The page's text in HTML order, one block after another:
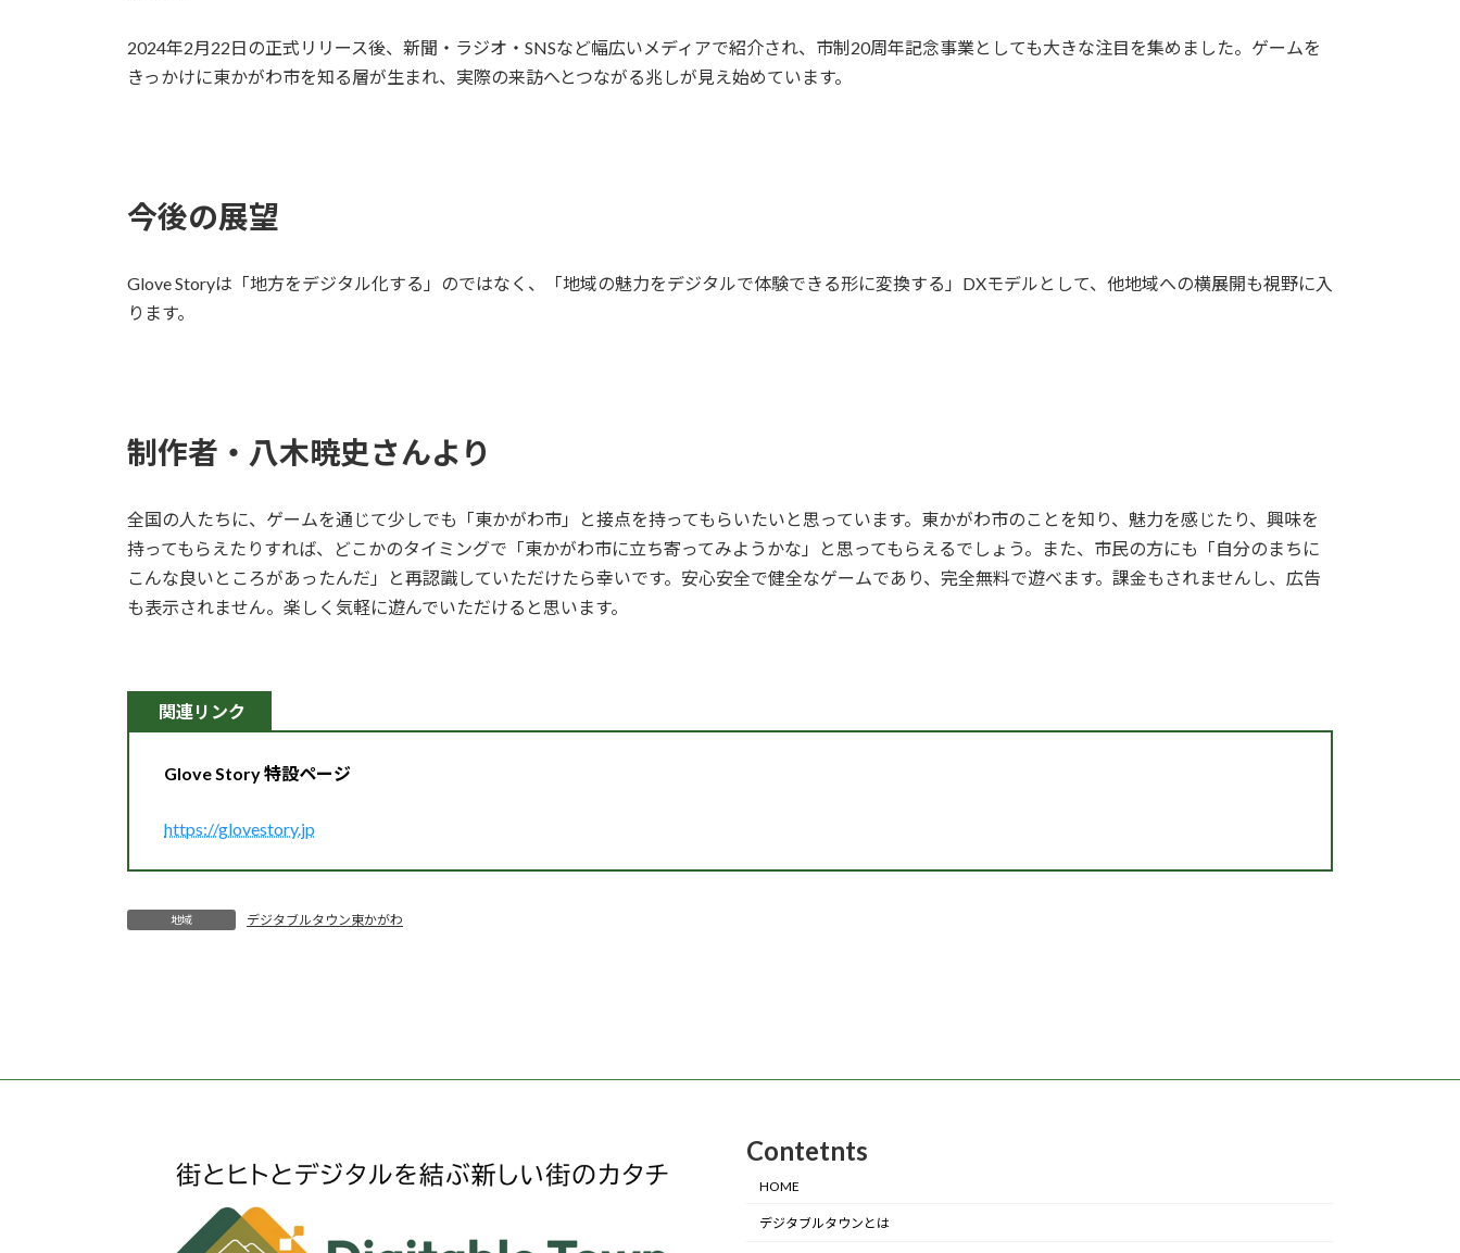
2024年2月22日の正式リリース後、新聞・ラジオ・SNSなど幅広いメディアで紹介され、市制20周年記念事業としても大きな注目を集めました。ゲームを
きっかけに東かがわ市を知る層が生まれ、実際の来訪へとつながる兆しが見え始めています。
今後の展望
Glove Storyは「地方をデジタル化する」のではなく、「地域の魅力をデジタルで体験できる形に変換する」DXモデルとして、他地域への横展開も視野に入
ります。
制作者・八木暁史さんより
全国の人たちに、ゲームを通じて少しでも「東かがわ市」と接点を持ってもらいたいと思っています。東かがわ市のことを知り、魅力を感じたり、興味を
持ってもらえたりすれば、どこかのタイミングで「東かがわ市に立ち寄ってみようかな」と思ってもらえるでしょう。また、市民の方にも「自分のまちに
こんな良いところがあったんだ」と再認識していただけたら幸いです。安心安全で健全なゲームであり、完全無料で遊べます。課金もされませんし、広告
も表示されません。楽しく気軽に遊んでいただけると思います。
関連リンク
Glove Story 特設ページ
https://glovestory.jp
地域 デジタブルタウン東かがわ
Contetnts
HOME
デジタブルタウンとは